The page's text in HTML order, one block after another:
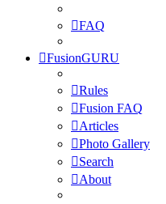
FAQ
FusionGURU
Rules
Fusion FAQ
Articles
Photo Gallery
Search
About